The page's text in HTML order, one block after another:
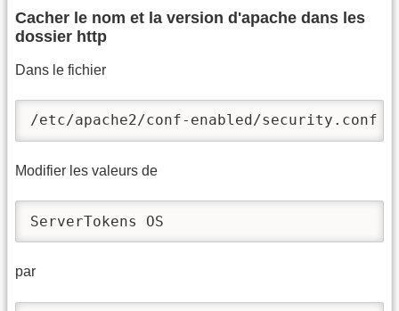
Cacher le nom et la version d'apache dans les
dossier http
Dans le fichier
/etc/apache2/conf-enabled/security.conf
Modifier les valeurs de
ServerTokens OS
par